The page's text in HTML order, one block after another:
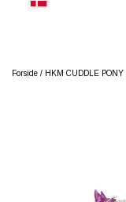
Forside HKM CUDDLE PONY